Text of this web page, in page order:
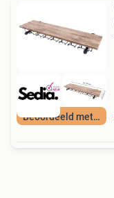
Beoordeeld met 9+